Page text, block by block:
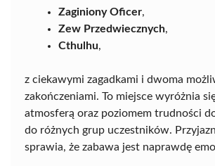
Zaginiony Oficer,
Zew Przedwiecznych,
Cthulhu,
z ciekawymi zagadkami i dwoma
zakończeniami. To miejsce wyróżnia
atmosferą oraz poziomem trudności
do różnych grup uczestników.
sprawia, że zabawa jest naprawdę